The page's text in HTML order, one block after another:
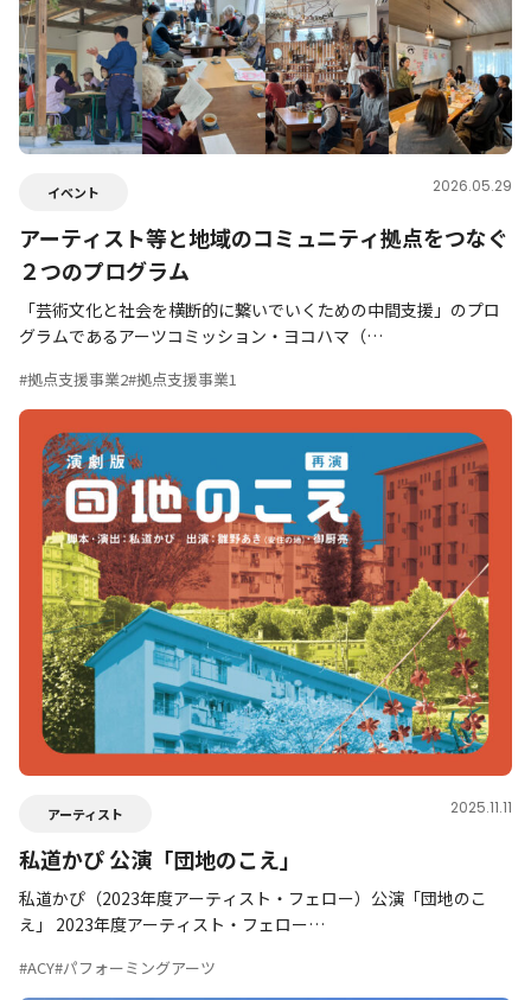
イベント 2026.05.29
アーティスト等と地域のコミュニティ拠点をつなぐ
２つのプログラム
「芸術文化と社会を横断的に繋いでいくための中間支援」のプロ
グラムであるアーツコミッション・ヨコハマ（…
#拠点支援事業2#拠点支援事業1
アーティスト 2025.11.11
私道かぴ 公演「団地のこえ」
私道かぴ（2023年度アーティスト・フェロー）公演「団地のこ
え」 2023年度アーティスト・フェロー…
#ACY#パフォーミングアーツ